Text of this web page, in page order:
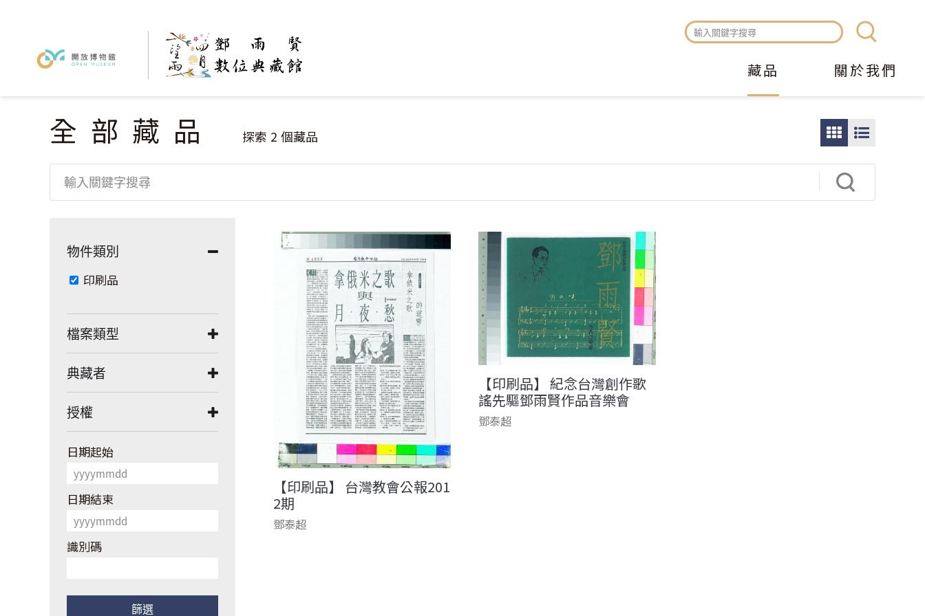
藏品 關於我們
您在這裡
全部藏品 探索 2 個藏品
圖
片
圖
文
【印刷品】 台灣教會公報201
2期
鄧泰超
【印刷品】 紀念台灣創作歌
謠先驅鄧雨賢作品音樂會
鄧泰超
物件類別
Remove 印刷品 filter
印刷品
檔案類型
典藏者
授權
日期起始
日期結束
識別碼